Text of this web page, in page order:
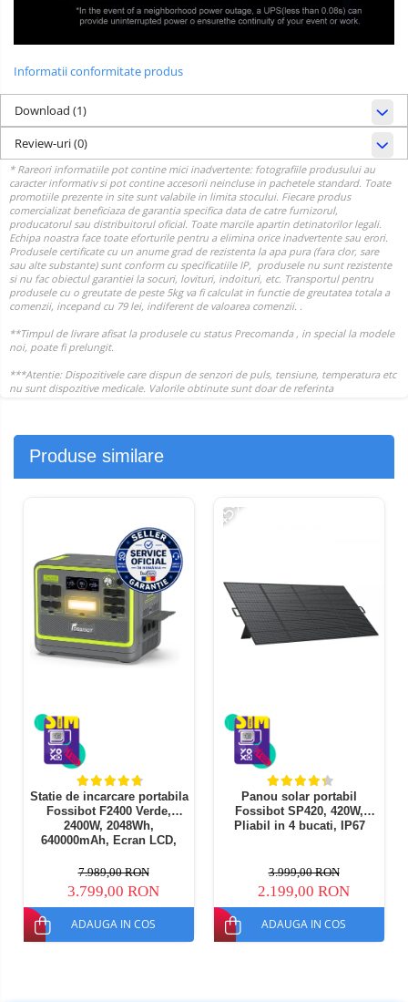
Informatii conformitate produs
Download (1)
Review-uri(0)
Produse similare
Statie de incarcare portabila
Fossibot F2400 Verde,
2400W, 2048Wh,
640000mAh, Ecran LCD,
Lanterna LED, SOS
7.989,00 RON
3.799,00 RON
ADAUGA IN COS
-45%
Panou solar portabil
Fossibot SP420, 420W,
Pliabil in 4 bucati, IP67
3.999,00 RON
2.199,00 RON
ADAUGA IN COS